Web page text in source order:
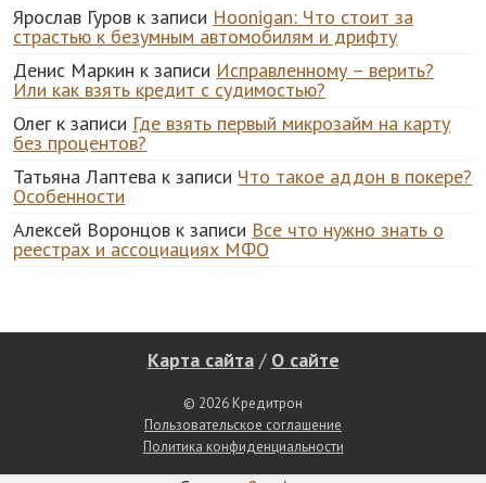
Ярослав Гуров к записи Hoonigan: Что стоит за
страстью к безумным автомобилям и дрифту
Денис Маркин к записи Исправленному – верить?
Или как взять кредит с судимостью?
Олегк записи Где взять первый микрозайм на карту
без процентов?
Татьяна Лаптева к записи Что такое аддон в покере?
Особенности
Алексей Воронцов к записи Все что нужно знать о
реестрах и ассоциациях МФО
Карта сайта/ О сайте
© 2026 Кредитрон
Пользовательское соглашение
Политика конфиденциальности